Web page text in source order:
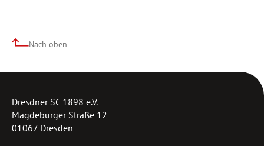
Nach oben
Dresdner SC 1898 e.V.
Magdeburger Straße 12
01067 Dresden